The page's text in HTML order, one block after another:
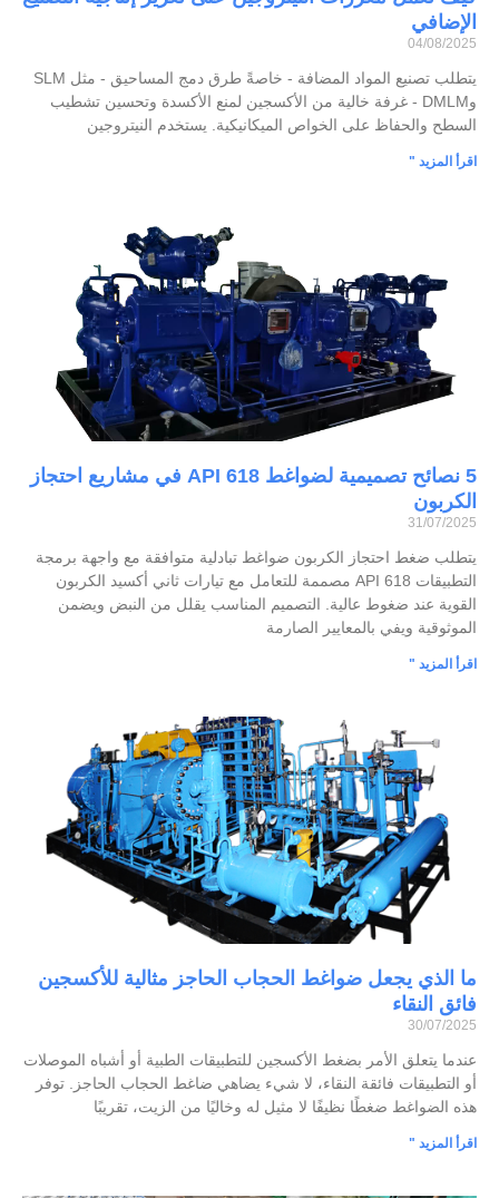
الإضافي
04/08/2025
يتطلب تصنيع المواد المضافة - خاصةً طرق دمج المساحيق - مثل SLM
وDMLM - غرفة خالية من الأكسجين لمنع الأكسدة وتحسين تشطيب
السطح والحفاظ على الخواص الميكانيكية. يستخدم النيتروجين
اقرأ المزيد "
5 نصائح تصميمية لضواغط API 618 في مشاريع احتجاز
الكربون
31/07/2025
يتطلب ضغط احتجاز الكربون ضواغط تبادلية متوافقة مع واجهة برمجة
التطبيقات API 618 مصممة للتعامل مع تيارات ثاني أكسيد الكربون
القوية عند ضغوط عالية. التصميم المناسب يقلل من النبض ويضمن
الموثوقية ويفي بالمعايير الصارمة
اقرأ المزيد "
ما الذي يجعل ضواغط الحجاب الحاجز مثالية للأكسجين
فائق النقاء
30/07/2025
عندما يتعلق الأمر بضغط الأكسجين للتطبيقات الطبية أو أشباه الموصلات
أو التطبيقات فائقة النقاء، لا شيء يضاهي ضاغط الحجاب الحاجز. توفر
هذه الضواغط ضغطًا نظيفًا لا مثيل له وخاليًا من الزيت، تقريبًا
اقرأ المزيد "